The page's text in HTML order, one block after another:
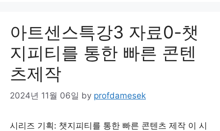
아트센스특강3 자료0-챗
지피티를 통한 빠른 콘텐
츠제작
2024년 11월 06일 by profdamesek
시리즈 기획: 챗지피티를 통한 빠른 콘텐츠 제작 이 시